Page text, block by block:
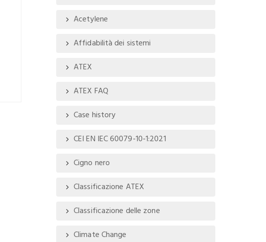
Acetylene
Affidabilità dei sistemi
ATEX
ATEX FAQ
Case history
CEI EN IEC 60079-10-1:2021
Cigno nero
Classificazione ATEX
Classificazione delle zone
Climate Change